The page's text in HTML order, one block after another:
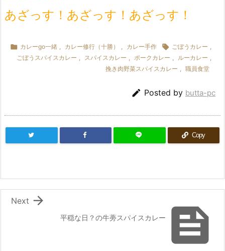
あざっす！あざっす！あざっす！
 カレーgo一緒 カレー修行（十勝） カレー手作  ごぼうカレー
ごぼうスパイスカレー
スパイスカレー ポークカレー ルーカレー
挽き肉野菜スパイスカレー
職員食堂
 Posted by butta-pc
Copy

平穏な日？の牛蒡スパイスカレー

Next